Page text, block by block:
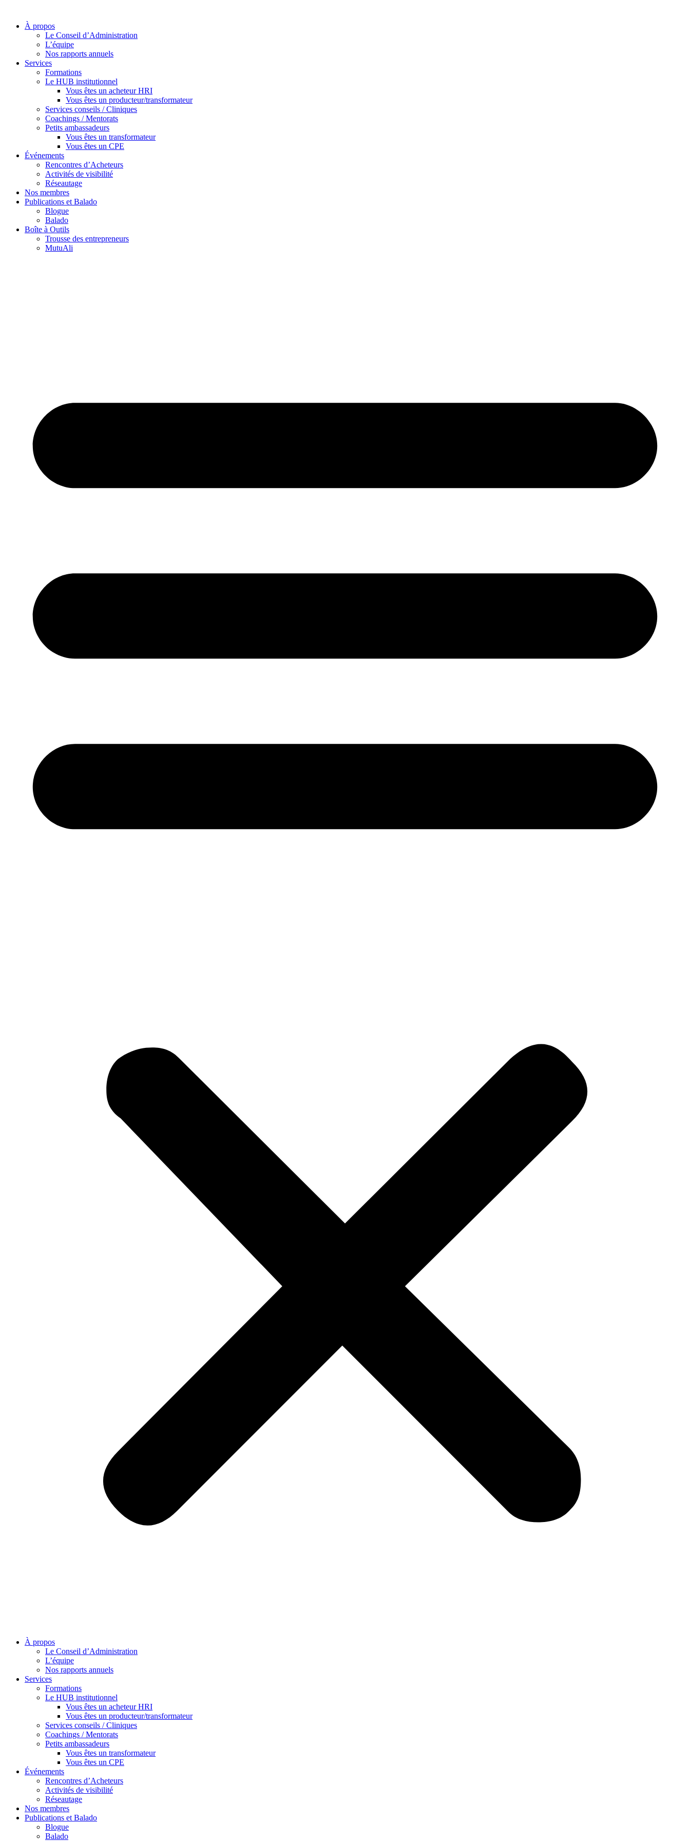
À propos
Le Conseil d’Administration
L’équipe
Nos rapports annuels
Services
Formations
Le HUB institutionnel
Vous êtes un acheteur HRI
Vous êtes un producteur/transformateur
Services conseils / Cliniques
Coachings / Mentorats
Petits ambassadeurs
Vous êtes un transformateur
Vous êtes un CPE
Événements
Rencontres d’Acheteurs
Activités de visibilité
Réseautage
Nos membres
Publications et Balado
Blogue
Balado
Boîte à Outils
Trousse des entrepreneurs
MutuAli
À propos
Le Conseil d’Administration
L’équipe
Nos rapports annuels
Services
Formations
Le HUB institutionnel
Vous êtes un acheteur HRI
Vous êtes un producteur/transformateur
Services conseils / Cliniques
Coachings / Mentorats
Petits ambassadeurs
Vous êtes un transformateur
Vous êtes un CPE
Événements
Rencontres d’Acheteurs
Activités de visibilité
Réseautage
Nos membres
Publications et Balado
Blogue
Balado